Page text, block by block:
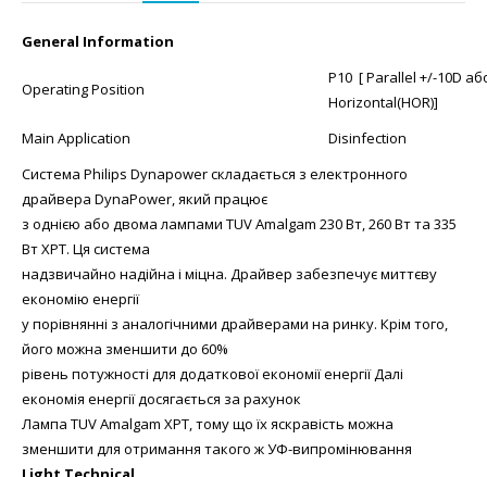
General Information
Operating Position
P10 [ Parallel +/-10D
Horizontal(HOR)]
Main Application
Disinfection
Система Philips Dynapower складається з електронного
драйвера DynaPower, який працює
з однією або двома лампами TUV Amalgam 230 Вт, 260 Вт та 335
Вт XPT. Ця система
надзвичайно надійна і міцна. Драйвер забезпечує миттєву
економію енергії
у порівнянні з аналогічними драйверами на ринку. Крім того,
його можна зменшити до 60%
рівень потужності для додаткової економії енергії Далі
економія енергії досягається за рахунок
Лампа TUV Amalgam XPT, тому що їх яскравість можна
зменшити для отримання такого ж УФ-випромінювання